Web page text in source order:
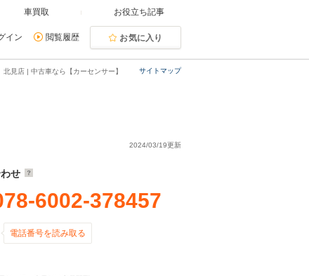
車買取 お役立ち記事
イン 閲覧履歴 お気に入り
サイトマップ
見店 | 中古車なら【カーセンサー】
2024/03/19更新
せ
6002-378457
電話番号を読み取る